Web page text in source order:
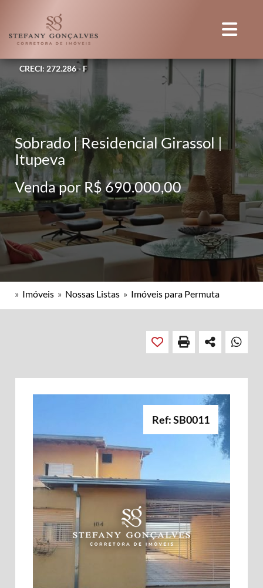
CRECI: 272.286 - F
Sobrado | Residencial Girassol |
Itupeva
Venda por R$ 690.000,00
» Imóveis » Nossas Listas » Imóveis para Permuta
Ref: SB0011